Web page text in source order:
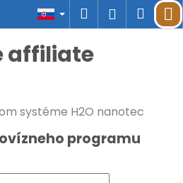
Hľadať
affiliate
systéme H2O nanotec
programu